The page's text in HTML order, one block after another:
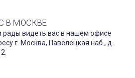
В МОСКВЕ
рады видеть вас в нашем офисе
г. Москва, Павелецкая наб., д.